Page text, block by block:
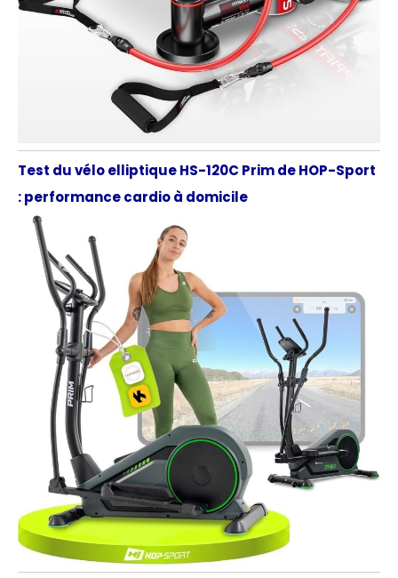
Test du vélo elliptique HS-120C Prim de HOP-Sport
: performance cardio à domicile